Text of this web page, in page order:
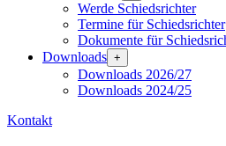
Werde Schiedsrichter
Termine für Schiedsrichter
Dokumente für
Downloads +
Downloads 2026/27
Downloads 2024/25
Kontakt